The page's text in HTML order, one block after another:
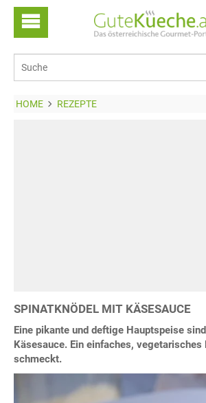
HOME REZEPTE
SPINATKNÖDEL MIT KÄSESAUCE
Eine pikante und deftige Hauptspeise
Käsesauce. Ein einfaches, vegetarisches
schmeckt.